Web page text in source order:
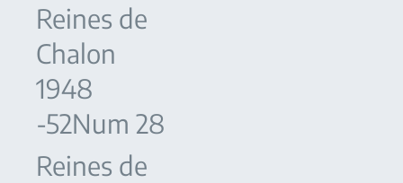
Reines de
Chalon
1948
-52Num 28
Reines de